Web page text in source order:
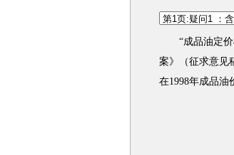
“成品油定价
案》（征求意见
在1998年成品油